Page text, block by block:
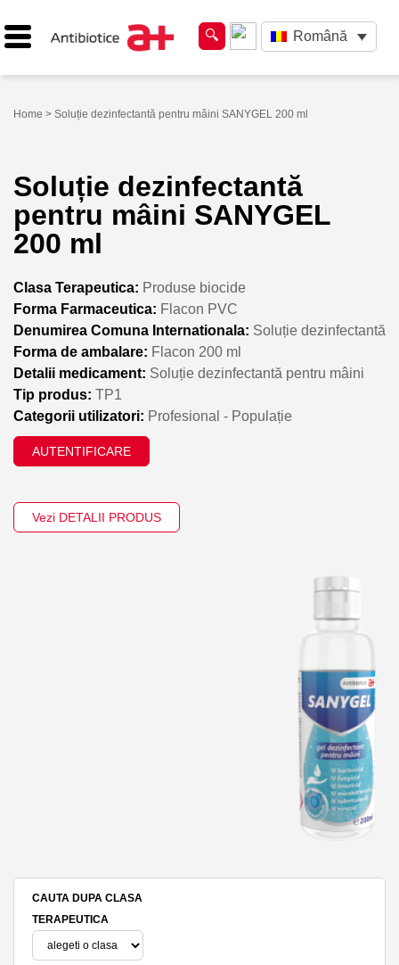
Română
Home > Soluție dezinfectantă pentru mâini SANYGEL 200 ml
Soluție dezinfectantă
pentru mâini SANYGEL
200 ml
Clasa Terapeutica: Produse biocide
Forma Farmaceutica: Flacon PVC
Denumirea Comuna Internationala: Soluție dezinfectantă
Forma de ambalare: Flacon 200 ml
Detalii medicament: Soluție dezinfectantă pentru mâini
Tip produs: TP1
Categorii utilizatori: Profesional - Populație
AUTENTIFICARE
Vezi DETALII PRODUS
CAUTA DUPA CLASA
TERAPEUTICA